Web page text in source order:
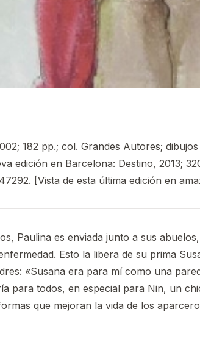
182 pp.; col. Grandes Autores;
edición en Barcelona: Destino, 2013;
[Vista de esta última edición en
Paulina es enviada junto a sus
Esto la libera de su prima
«Susana era para mí como una
para todos, en especial para Nin, un
que mejoran la vida de los